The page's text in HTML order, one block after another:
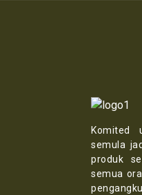
Komited
semula
produk
semua